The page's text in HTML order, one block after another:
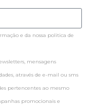
e da nossa politica de
mensagens
através de e-mail ou sms
pertencentes ao mesmo
promocionais e